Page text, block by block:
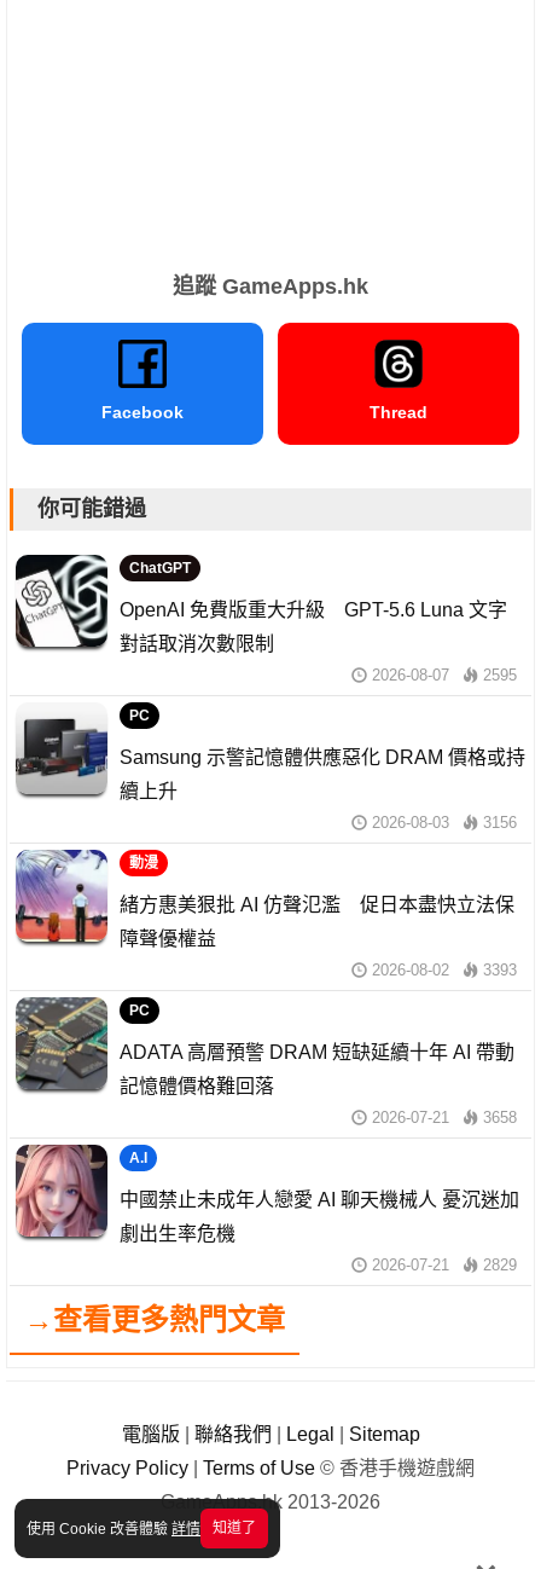
使用 Cookie 改善體驗 詳情 知道了
追蹤 GameApps.hk
Facebook Thread
你可能錯過
ChatGPT
OpenAI 免費版重大升級 GPT-5.6 Luna 文字
對話取消次數限制
2026-08-07 2595
PC
Samsung 示警記憶體供應惡化 DRAM 價格或持
續上升
2026-08-03 3156
動漫
緒方惠美狠批 AI 仿聲氾濫 促日本盡快立法保
障聲優權益
2026-08-02 3393
PC
ADATA 高層預警 DRAM 短缺延續十年 AI 帶動
記憶體價格難回落
2026-07-21 3658
A.I
中國禁止未成年人戀愛 AI 聊天機械人 憂沉迷加
劇出生率危機
2026-07-21 2829
→查看更多熱門文章
電腦版 聯絡我們 Legal
Sitemap
Privacy Policy
Terms of Use © 香港手機遊戲網
GameApps.hk 2013-2026